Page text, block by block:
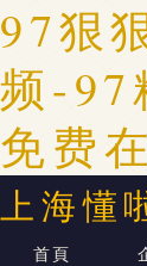
97狠
频-97
免费
上海懂
首頁